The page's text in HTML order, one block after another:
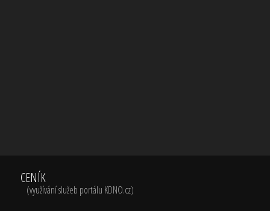
CENÍK
(využívání služeb portálu KDNO.cz)